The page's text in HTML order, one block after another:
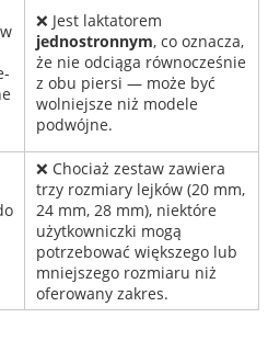
❌ Jest laktatorem
jednostronnym, co oznacza,
że nie odciąga równocześnie
z obu piersi — może być
wolniejsze niż modele
podwójne.
❌ Chociaż zestaw zawiera
trzy rozmiary lejków (20 mm,
24 mm, 28 mm), niektóre
użytkowniczki mogą
potrzebować większego lub
mniejszego rozmiaru niż
oferowany zakres.